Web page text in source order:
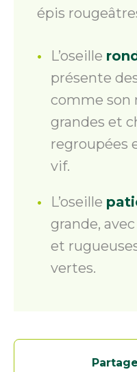
épis
L’oseille
présente
comme son
grandes et
regroupées
vif.
L’oseille
grande,
et
vertes.